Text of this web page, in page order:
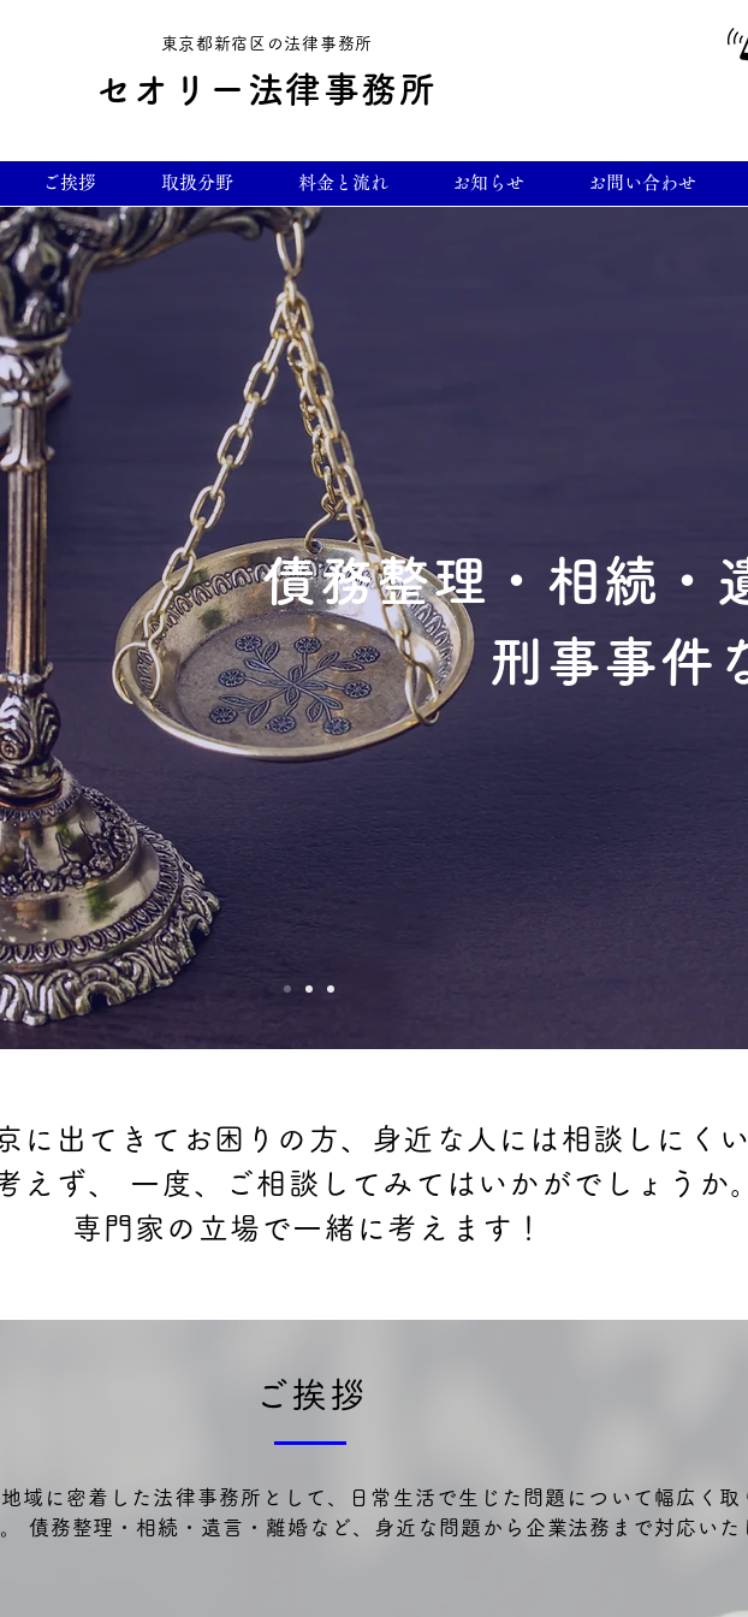
ご挨拶 取扱分野 料金と流れ お知らせ お問い合わせ
東京都新宿区の法律事務所
セオリー法律事務所
債務整理・相続・
刑事事件
に出てきてお困りの方、身近な人には相談しにく
えず、 一度、ご相談してみてはいかがでしょうか。
専門家の立場で一緒に考えます！
ご挨拶
域に密着した法律事務所として、日常生活で生じた問題について幅広く取
債務整理・相続・遺言・離婚など、身近な問題から企業法務まで対応いた